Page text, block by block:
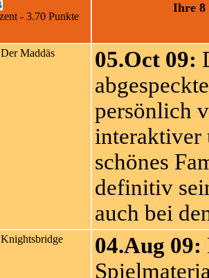
Ihre 8
Der Maddäs 05.Oct 09:
persönlich
interaktiver
schönes
definitiv
auch bei
Knightsbridge 04.Aug 09: